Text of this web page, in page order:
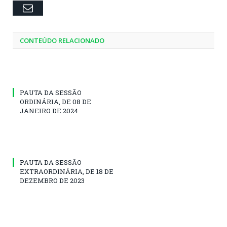
Email
CONTEÚDO RELACIONADO
PAUTA DA SESSÃO
ORDINÁRIA, DE 08 DE
JANEIRO DE 2024
PAUTA DA SESSÃO
EXTRAORDINÁRIA, DE 18 DE
DEZEMBRO DE 2023